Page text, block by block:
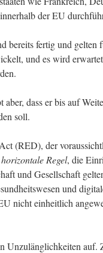
der EU
bereits fertig und
und es wird
dass er bis auf
soll.
(RED), der
horizontale Regel, die
und Gesellschaft
und
nicht einheitlich
Unzulänglichkeiten